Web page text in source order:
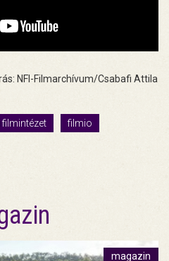
NFI-Filmarchívum/Csabafi Attila
filmintézet filmio
magazin